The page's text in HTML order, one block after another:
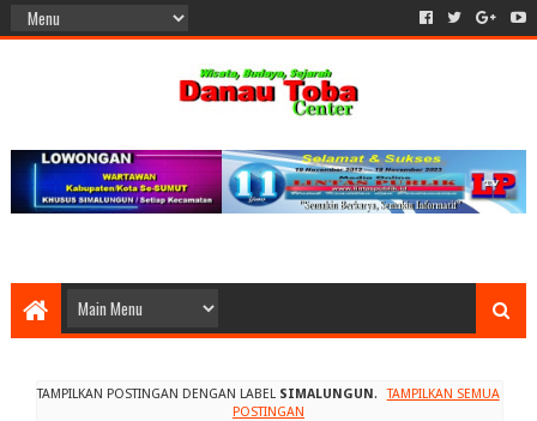
TAMPILKAN POSTINGAN DENGAN LABEL SIMALUNGUN.
TAMPILKAN SEMUA
POSTINGAN